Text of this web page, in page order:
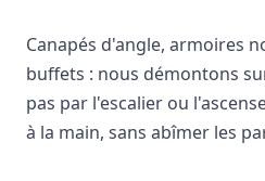
Canapés d'angle, armoires
buffets : nous démontons
pas par l'escalier ou
à la main, sans abîmer les